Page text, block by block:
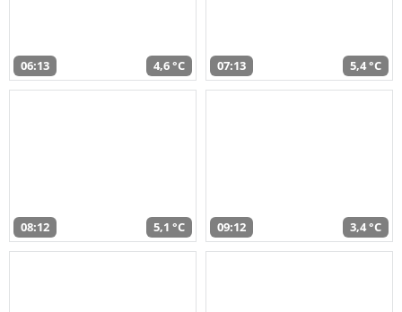
06:13 4,6 °C 07:13 5,4 °C
08:12 5,1 °C 09:12 3,4 °C